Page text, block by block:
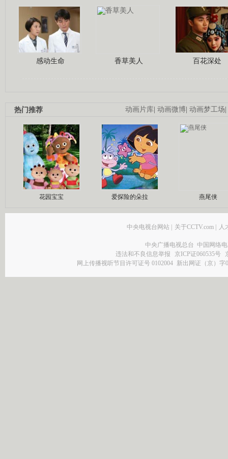
感动生命 香草美人 百花深处
动画片库 动画微博 动画梦工场
热门推荐
花园宝宝 爱探险的朵拉 燕尾侠
中央电视台网站 关于CCTV.com 人
中央广播电视总台 中国网络
违法和不良信息举报
京ICP证060535号
网上传播视听节目许可证号 0102004 新出网证（京）